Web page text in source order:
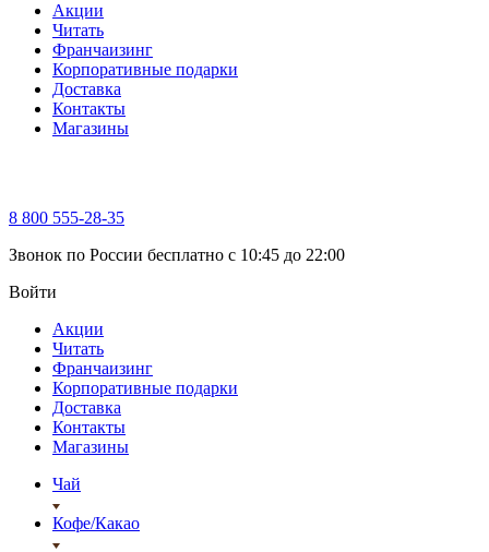
Акции
Читать
Франчаизинг
Корпоративные подарки
Доставка
Контакты
Магазины
8 800 555-28-35
Звонок по России бесплатно c 10:45 до 22:00
Войти
Акции
Читать
Франчаизинг
Корпоративные подарки
Доставка
Контакты
Магазины
Чай
Кофе/Какао